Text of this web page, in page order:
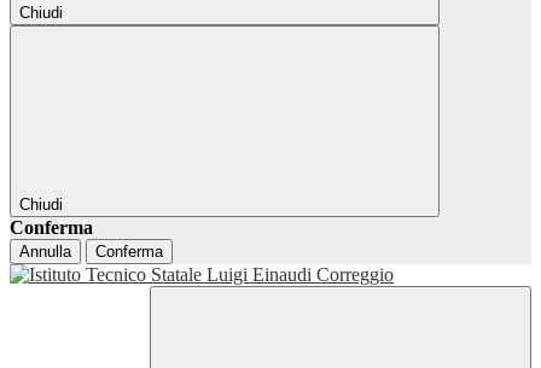
Chiudi
Chiudi
Conferma
Annulla Conferma